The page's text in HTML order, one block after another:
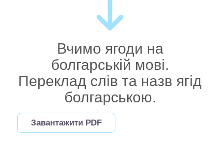
Вчимо ягоди на
болгарській мові.
Переклад слів та назв ягід
болгарською.
Завантажити PDF